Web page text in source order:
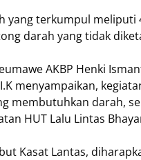
yang terkumpul meliputi
darah yang tidak
AKBP Henki
menyampaikan,
membutuhkan darah,
HUT Lalu Lintas
Kasat Lantas,